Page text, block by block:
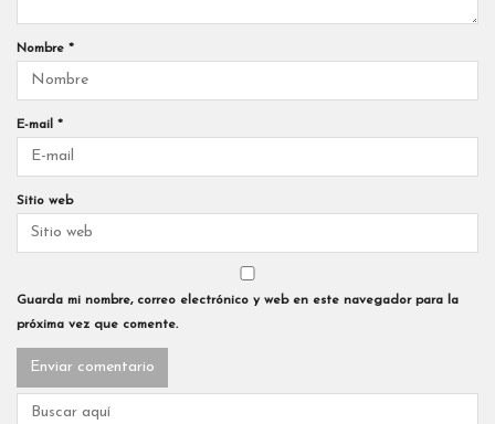
Nombre *
E-mail *
Sitio web
Guarda mi nombre, correo electrónico y web en este navegador para la
próxima vez que comente.